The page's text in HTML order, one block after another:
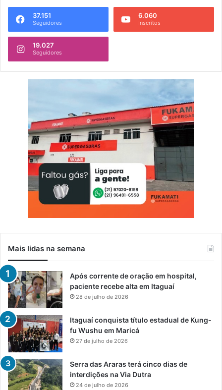
37.151
Seguidores
6.060
Inscritos
19.027
Seguidores
Mais lidas na semana
Após corrente de oração em hospital,
paciente recebe alta em Itaguaí
28 de julho de 2026
Itaguaí conquista título estadual de Kung-
fu Wushu em Maricá
27 de julho de 2026
Serra das Araras terá cinco dias de
interdições na Via Dutra
24 de julho de 2026